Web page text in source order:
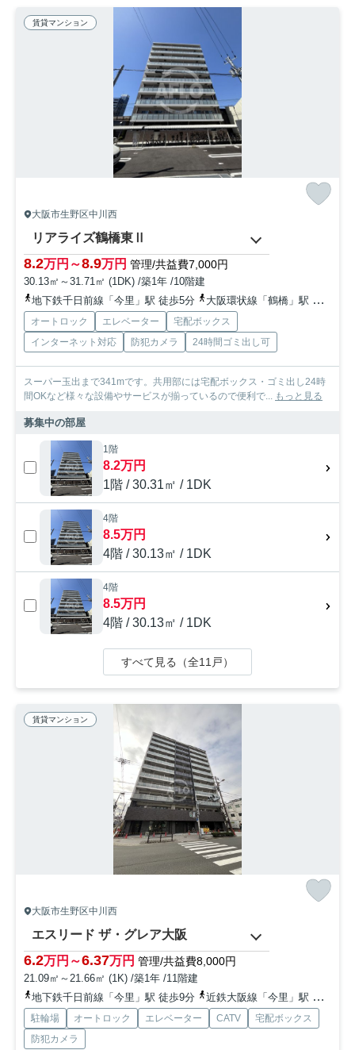
賃貸マンション
大阪市生野区中川西
リアライズ鶴橋東Ⅱ
8.2万円～8.9万円 管理/共益費7,000円
30.13㎡～31.71㎡ (1DK) /築1年 /10階建
地下鉄千日前線「今里」駅 徒歩5分
大阪環状線「鶴橋」駅 徒歩8分
オートロック エレベーター
宅配ボックス
インターネット対応
防犯カメラ 24時間ゴミ出し可
スーパー玉出まで341mです。共用部には宅配ボックス・ゴミ出し24時
間OKなど様々な設備やサービスが揃っているので便利で...
もっと見る
募集中の部屋
1階
8.2万円
1階 / 30.31㎡ / 1DK
4階
8.5万円
4階 / 30.13㎡ / 1DK
4階
8.5万円
4階 / 30.13㎡ / 1DK
すべて見る（全11戸）
賃貸マンション
大阪市生野区中川西
エスリード ザ・グレア大阪
6.2万円～6.37万円 管理/共益費8,000円
21.09㎡～21.66㎡ (1K) /築1年 /11階建
地下鉄千日前線「今里」駅 徒歩9分
近鉄大阪線「今里」駅 徒歩10分
駐輪場 オートロック エレベーター CATV
宅配ボックス
防犯カメラ